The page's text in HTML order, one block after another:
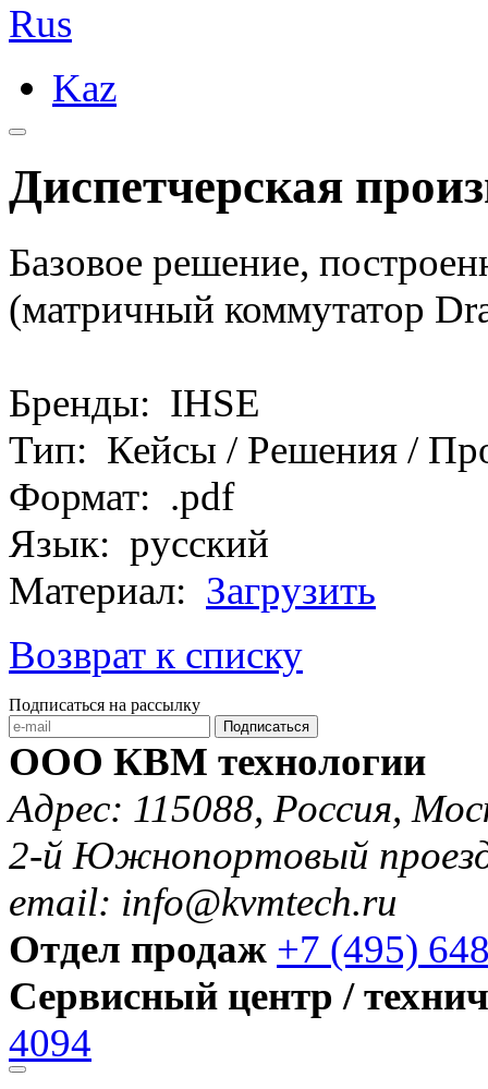
Rus
Kaz
Диспетчерская
Базовое решение,
(матричный коммутатор
Бренды: IHSE
Тип: Кейсы / Решения /
Формат: .pdf
Язык: русский
Материал: Загрузить
Возврат к списку
Подписаться на рассылку
Подписаться
ООО КВМ технологии
Адрес: 115088, Россия,
2-й Южнопортовый
email: info@kvmtech.ru
Отдел продаж +7 (495)
Сервисный центр /
4094